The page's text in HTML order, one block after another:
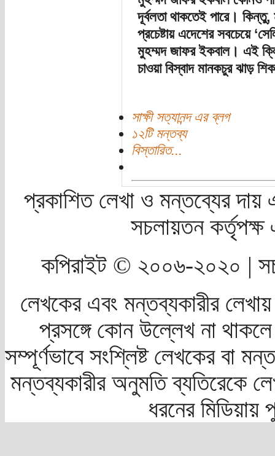
দূর্বলতা থাকতেই পারে। কিন্তু,
প্রচেষ্টায় এদেশের সবচেয়ে
মুহম্মদ জাফর ইকবাল। এই
চাওয়া বিস্বাদ মানকচুর ঝাড়
সাক্ষী সত্যানন্দ এর ব্লগ
১২টি মন্তব্য
বিস্তারিত...
প্রকাশিত লেখা ও মন্তব্যের দায়
সচলায়তন
কপিরাইট © ২০০৬-২০২০ |
লেখকের এবং মন্তব্যকারীর
প্রসঙ্গে কোন উল্লেখ না
সম্পূর্ণভাবে সংশ্লিষ্ট লেখকের বা
মন্তব্যকারীর অনুমতি ব্যতিরেকে
ধরনের মিডিয়ায়